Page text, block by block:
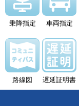
乗降指定 車両指定
路線図 遅延証明書